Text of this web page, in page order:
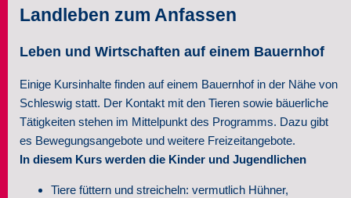
Landleben zum Anfassen
Leben und Wirtschaften auf einem Bauernhof
Einige Kursinhalte finden auf einem Bauernhof in der Nähe von
Schleswig statt. Der Kontakt mit den Tieren sowie bäuerliche
Tätigkeiten stehen im Mittelpunkt des Programms. Dazu gibt
es Bewegungsangebote und weitere Freizeitangebote.
In diesem Kurs werden die Kinder und Jugendlichen
Tiere füttern und streicheln: vermutlich Hühner,